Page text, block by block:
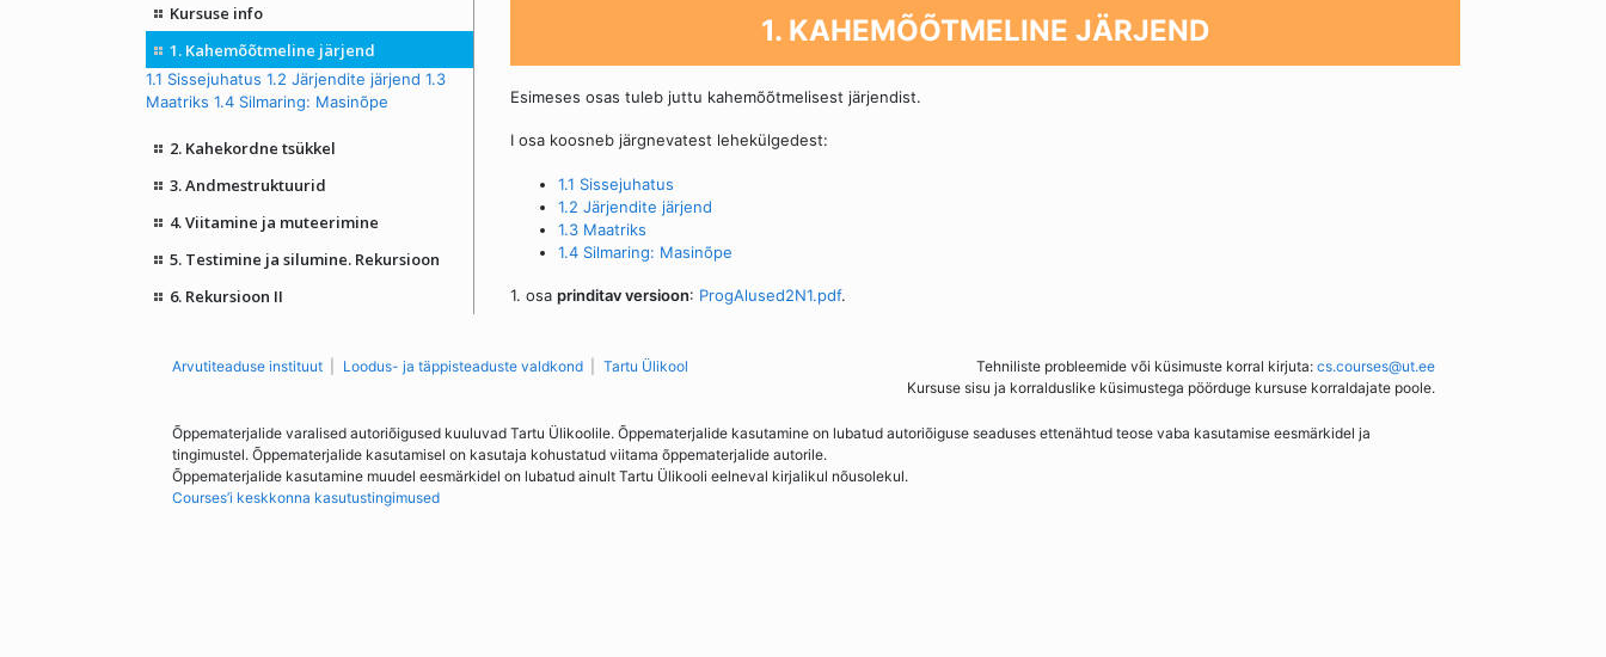
Kursuse info
1. Kahemõõtmeline järjend
1.1 Sissejuhatus 1.2 Järjendite järjend 1.3
Maatriks 1.4 Silmaring: Masinõpe
2. Kahekordne tsükkel
3. Andmestruktuurid
4. Viitamine ja muteerimine
5. Testimine ja silumine. Rekursioon
6. Rekursioon II
1. KAHEMÕÕTMELINE JÄRJEND
Esimeses osas tuleb juttu kahemõõtmelisest järjendist.
I osa koosneb järgnevatest lehekülgedest:
1.1 Sissejuhatus
1.2 Järjendite järjend
1.3 Maatriks
1.4 Silmaring: Masinõpe
1. osa prinditav versioon: ProgAlused2N1.pdf.
Arvutiteaduse instituut Loodus- ja täppisteaduste valdkond Tartu Ülikool Tehniliste probleemide või küsimuste korral kirjuta: cs.courses@ut.ee
Kursuse sisu ja korralduslike küsimustega pöörduge kursuse korraldajate poole.
Õppematerjalide varalised autoriõigused kuuluvad Tartu Ülikoolile. Õppematerjalide kasutamine on lubatud autoriõiguse seaduses ettenähtud teose vaba kasutamise eesmärkidel ja
tingimustel. Õppematerjalide kasutamisel on kasutaja kohustatud viitama õppematerjalide autorile.
Õppematerjalide kasutamine muudel eesmärkidel on lubatud ainult Tartu Ülikooli eelneval kirjalikul nõusolekul.
Courses’i keskkonna kasutustingimused